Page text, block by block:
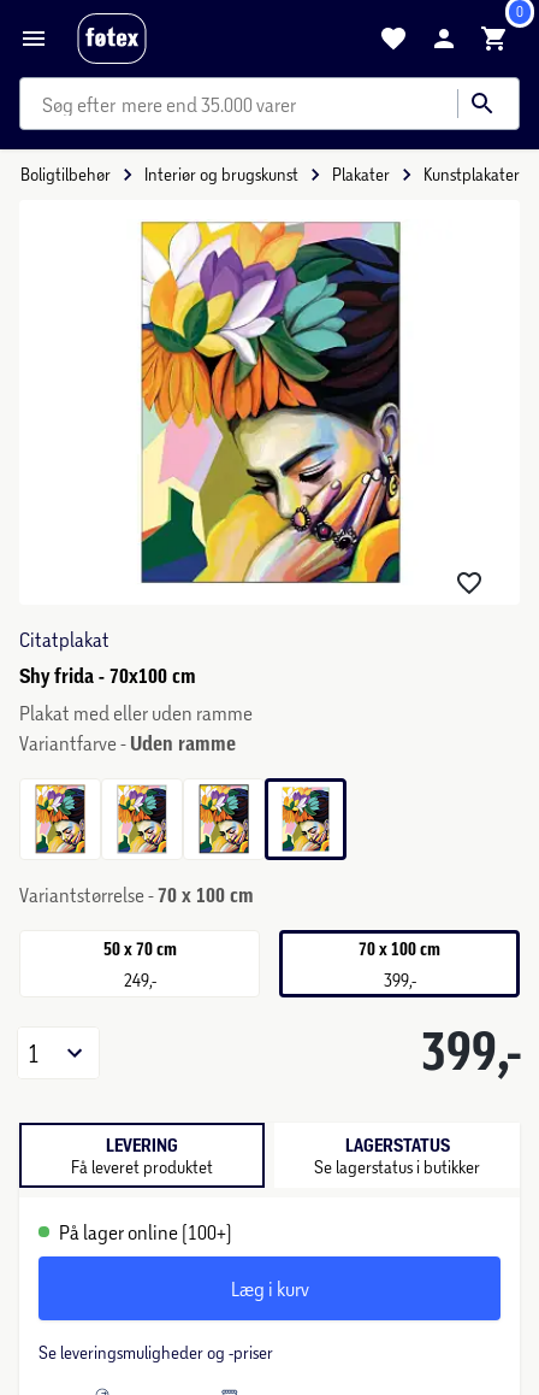
0
mere end 35.000 varer
Boligtilbehør Interiør og brugskunst Plakater Kunstplakater
Citatplakat
Shy frida - 70x100 cm
Plakat med eller uden ramme
Variantfarve - Uden ramme
Variantstørrelse -70 x 100 cm
50 x 70 cm
249,-
70 x 100 cm
399,-
399,-
1
LEVERING
Få leveret produktet
LAGERSTATUS
Se lagerstatus i butikker
På lager online (100+)
Læg i kurv
Se leveringsmuligheder og -priser